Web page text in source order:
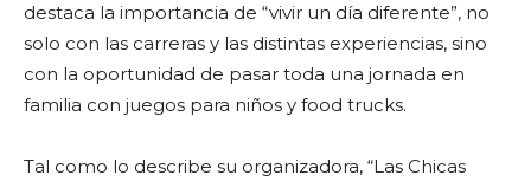
destaca la importancia de “vivir un día diferente”, no
solo con las carreras y las distintas experiencias, sino
con la oportunidad de pasar toda una jornada en
familia con juegos para niños y food trucks.
Tal como lo describe su organizadora, “Las Chicas